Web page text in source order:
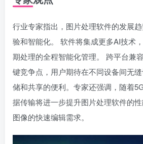
行业专家指出，图片处理软件的发展
验和智能化。 软件将集成更多AI技术
期处理的全程智能化管理。 跨平台兼
键竞争点，用户期待在不同设备间无
储和共享的便利。专家还强调，随着
据传输将进一步提升图片处理软件的
图像的快速编辑需求。